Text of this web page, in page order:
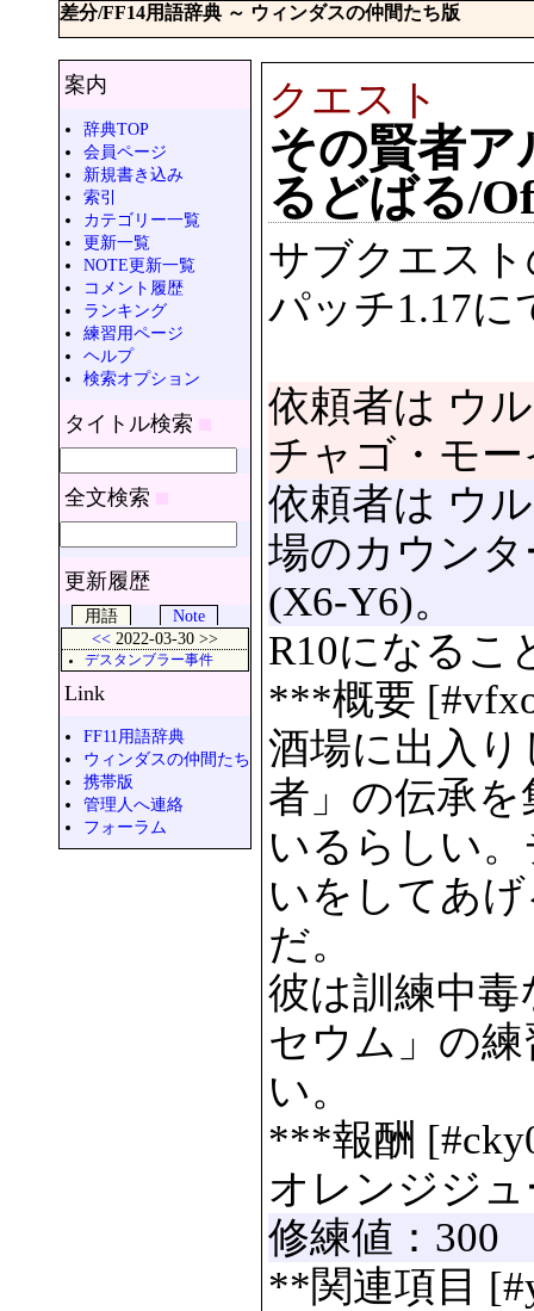
差分/FF14用語辞典 ～ ウィンダスの仲間たち版
案内
辞典TOP
会員ページ
新規書き込み
索引
カテゴリー一覧
更新一覧
NOTE更新一覧
コメント履歴
ランキング
練習用ページ
ヘルプ
検索オプション
タイトル検索
全文検索
更新履歴
用語
Note
<< 2022-03-30 >>
デスタンブラー事件
Link
FF11用語辞典
ウィンダスの仲間たち
携帯版
管理人へ連絡
フォーラム
クエスト
その賢者ア
るどばる/
サブクエス
パッチ1.17に
依頼者は ウ
チャゴ・モ
依頼者は ウ
場のカウン
(X6-Y6)。
R10になるこ
***概要
酒場に出入
者」の伝承
いるらしい
いをしてあ
だ。
彼は訓練中
セウム」の
い。
***報酬
オレンジジ
修練値：300
**関連項目